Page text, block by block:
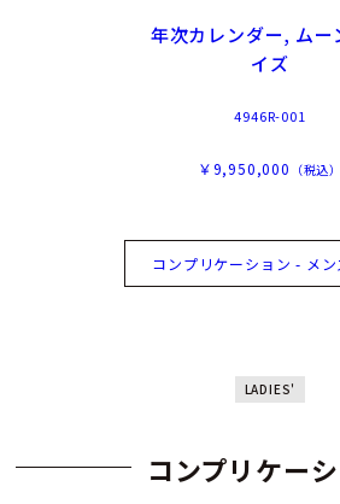
年次カレンダー, ムー
イズ
4946R-001
￥9,950,000 （税込）
コンプリケーション - メ
LADIES'
コンプリケー